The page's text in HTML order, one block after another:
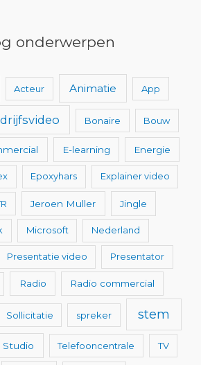
onderwerpen
Acteur Animatie App
Bonaire Bouw
E-learning Energie
Epoxyhars Explainer video
Jeroen Muller Jingle
Microsoft Nederland
Presentatie video Presentator
Radio Radio commercial
Sollicitatie spreker stem
Studio Telefooncentrale TV